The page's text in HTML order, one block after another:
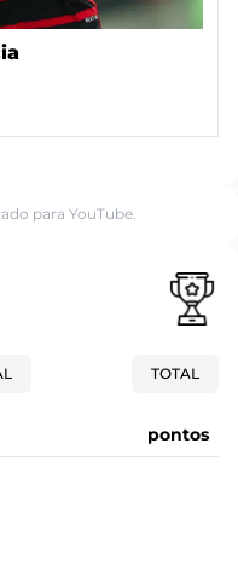
para YouTube.
TOTAL
pontos